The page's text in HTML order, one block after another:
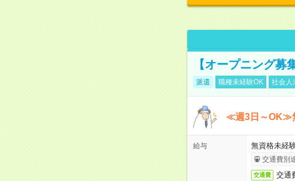
【オープニング
派遣 職種未経験OK 社会人
≪週3日～OK≫
給与 無資格未経
交通費別
交通費 交通